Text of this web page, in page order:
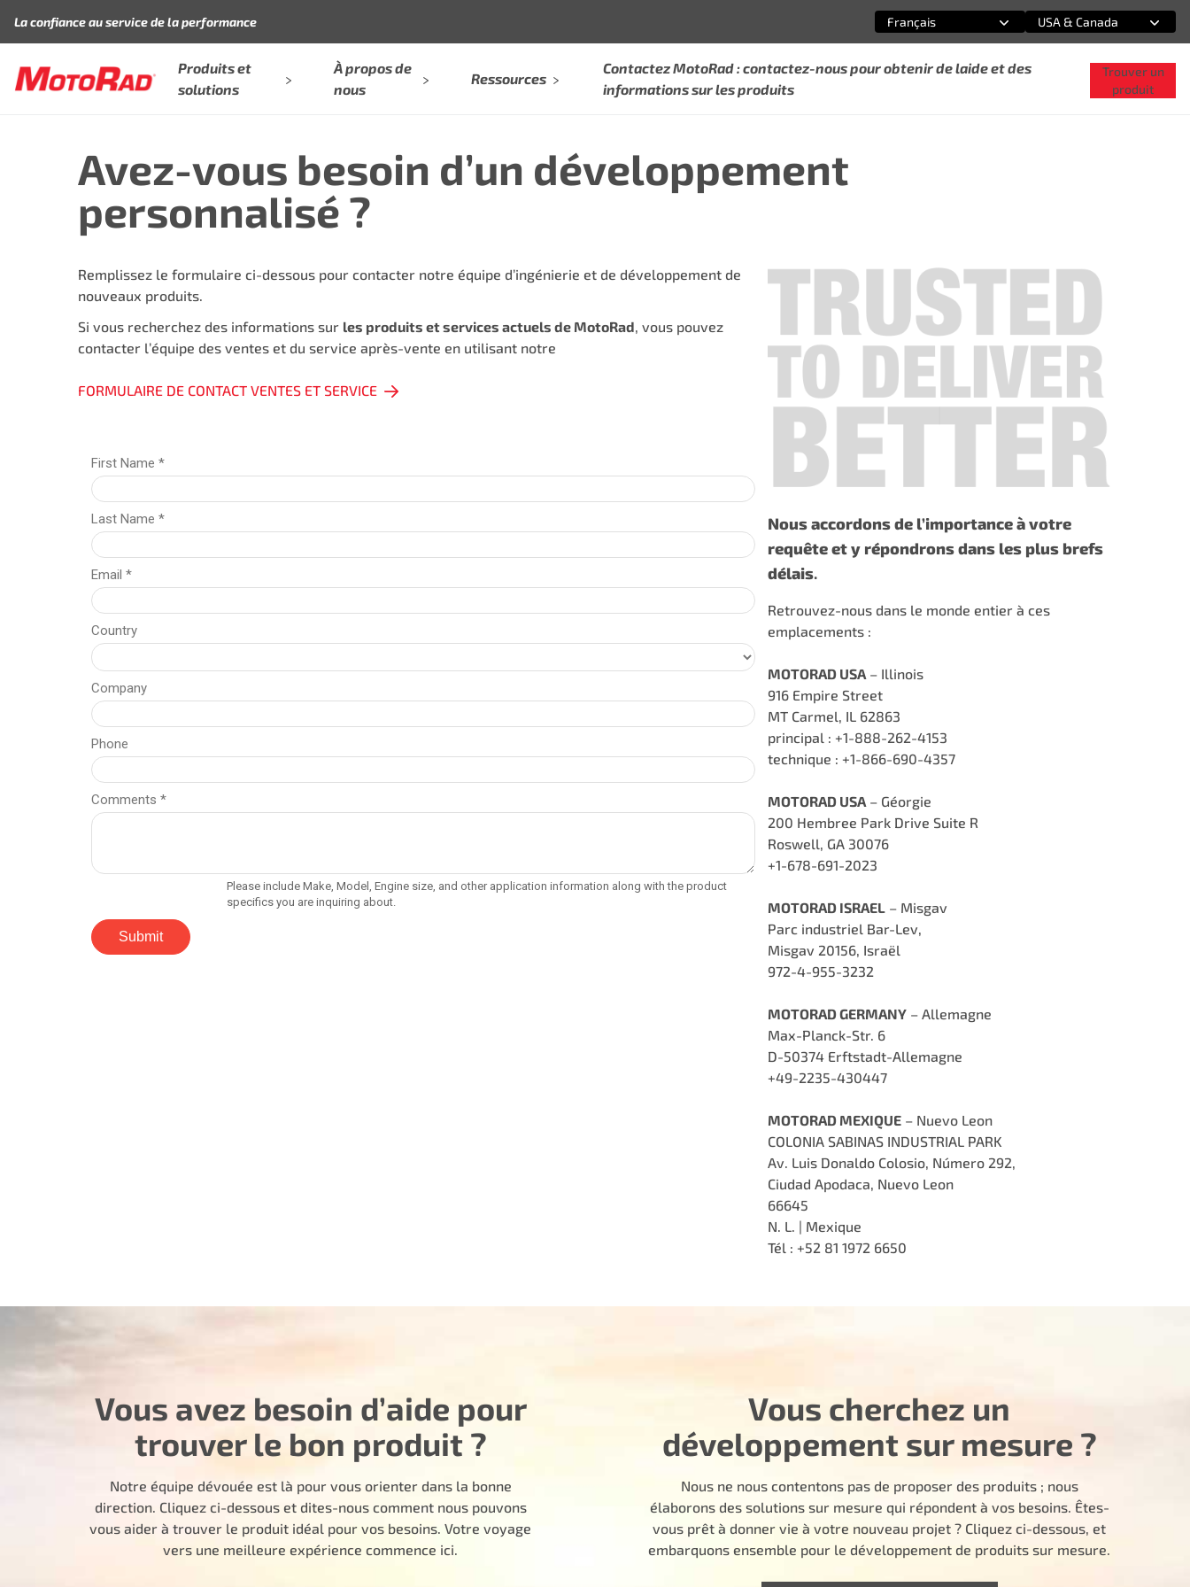
La confiance au service de la performance
Sélectionnez une option
Français
Sélectionnez une option
USA & Canada
Produits et
solutions
À propos de
nous
Ressources
Contactez MotoRad : contactez-nous pour obtenir de laide et des
informations sur les produits
Trouver un
produit
Avez-vous besoin d’un développement
personnalisé ?
Remplissez le formulaire ci-dessous pour contacter notre équipe d’ingénierie et de développement de
nouveaux produits.
Si vous recherchez des informations sur les produits et services actuels de MotoRad , vous pouvez
contacter l’équipe des ventes et du service après-vente en utilisant notre
FORMULAIRE DE CONTACT VENTES ET SERVICE
Nous accordons de l’importance à votre
requête et y répondrons dans les plus brefs
délais.
Retrouvez-nous dans le monde entier à ces
emplacements :
MOTORAD USA– Illinois
916 Empire Street
MT Carmel, IL 62863
principal : +1-888-262-4153
technique : +1-866-690-4357
MOTORAD USA– Géorgie
200 Hembree Park Drive Suite R
Roswell, GA 30076
+1-678-691-2023
MOTORAD ISRAEL – Misgav
Parc industriel Bar-Lev,
Misgav 20156, Israël
972-4-955-3232
MOTORAD GERMANY– Allemagne
Max-Planck-Str. 6
D-50374 Erftstadt-Allemagne
+49-2235-430447
MOTORAD MEXIQUE– Nuevo Leon
COLONIA SABINAS INDUSTRIAL PARK
Av. Luis Donaldo Colosio, Número 292,
Ciudad Apodaca, Nuevo Leon
66645
N. L. | Mexique
Tél : +52 81 1972 6650
Vous avez besoin d’aide pour
trouver le bon produit ?
Notre équipe dévouée est là pour vous orienter dans la bonne
direction. Cliquez ci-dessous et dites-nous comment nous pouvons
vous aider à trouver le produit idéal pour vos besoins. Votre voyage
vers une meilleure expérience commence ici.
Vous cherchez un
développement sur mesure ?
Nous ne nous contentons pas de proposer des produits ; nous
élaborons des solutions sur mesure qui répondent à vos besoins. Êtes-
vous prêt à donner vie à votre nouveau projet ? Cliquez ci-dessous, et
embarquons ensemble pour le développement de produits sur mesure.